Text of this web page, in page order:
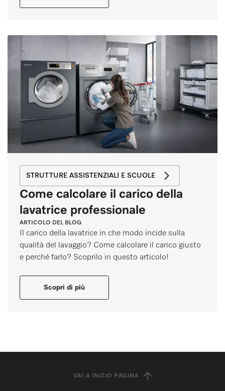
STRUTTURE ASSISTENZIALI E SCUOLE
Come calcolare il carico della
lavatrice professionale
ARTICOLO DEL BLOG
Il carico della lavatrice in che modo incide sulla
qualità del lavaggio? Come calcolare il carico giusto
e perché farlo? Scoprilo in questo articolo!
Scopri di più
VAI A INIZIO PAGINA